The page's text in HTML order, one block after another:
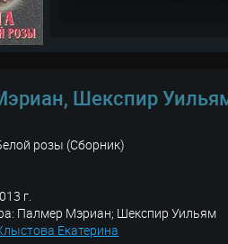
Шекспир
розы (Сборник)
г.
Палмер Мэриан; Шекспир Уильям
Екатерина